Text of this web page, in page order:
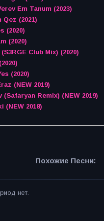
Em Tanum (2023)
Qez (2021)
(2020)
(2020)
Club Mix) (2020)
(2020)
(NEW 2019)
Remix) (NEW 2019)
(NEW 2018)
Похожие Песни:
нет.